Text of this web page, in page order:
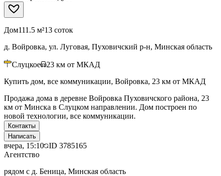
Дом111.5 м²13 соток
д. Войровка, ул. Луговая, Пуховичский р-н, Минская область
Слуцкое 23 км от МКАД
Купить дом, все коммуникации, Войровка, 23 км от МКАД
Продажа дома в деревне Войровка Пуховичского района, 23
км от Минска в Слуцком направлении. Дом построен по
новой технологии, все коммуникации.
Контакты
Написать
вчера, 15:10 ID 3785165
Агентство
рядом с д. Беница, Минская область